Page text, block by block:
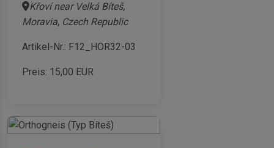
Křoví near Velká Bíteš,
Moravia, Czech Republic
Artikel-Nr.: F12_HOR32-03
Preis: 15,00 EUR